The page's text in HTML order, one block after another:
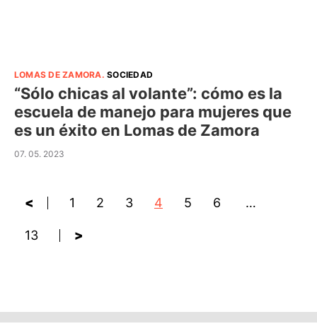
LOMAS DE ZAMORA.SOCIEDAD
“Sólo chicas al volante”: cómo es la
escuela de manejo para mujeres que
es un éxito en Lomas de Zamora
07. 05. 2023
< 1 2 3 4 5 6 …
13 >